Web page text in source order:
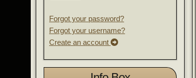
Forgot your password?
Forgot your username?
Create an account